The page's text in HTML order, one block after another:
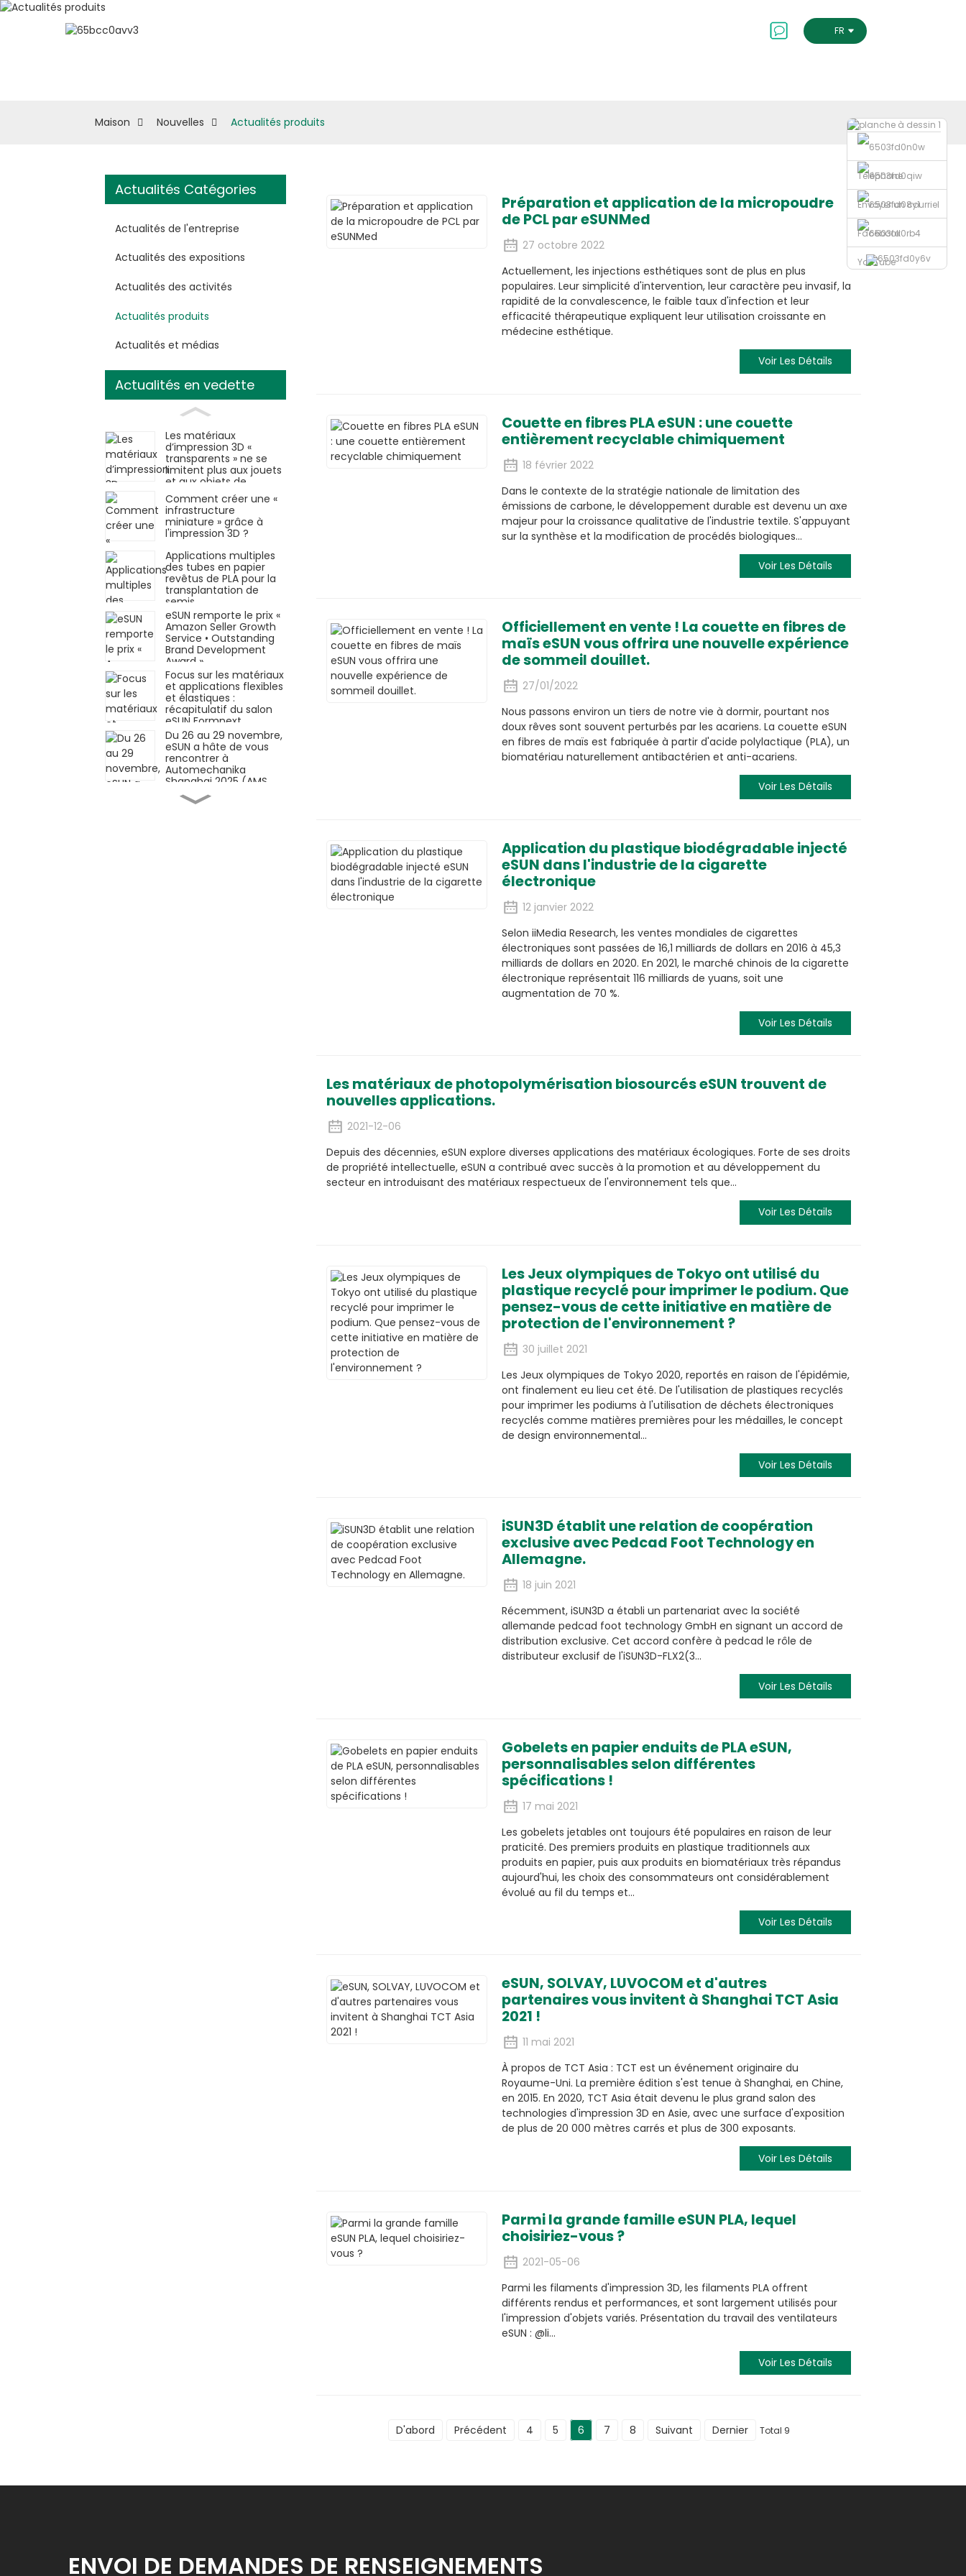
FRENCH
Téléphone
Envoyer un courriel
Facebook
YouTube
Maison Nouvelles Actualités produits
Actualités Catégories
Actualités de l'entreprise
Actualités des expositions
Actualités des activités
Actualités produits
Actualités et médias
Actualités en vedette
Les matériaux
d’impression 3D «
transparents » ne se
limitent plus aux jouets
et aux objets de
décoration.
Comment créer une «
infrastructure
miniature » grâce à
l'impression 3D ?
Applications multiples
des tubes en papier
revêtus de PLA pour la
transplantation de
semis
eSUN remporte le prix «
Amazon Seller Growth
Service • Outstanding
Brand Development
Award »
Focus sur les matériaux
et applications flexibles
et élastiques :
récapitulatif du salon
eSUN Formnext
Germany !
Du 26 au 29 novembre,
eSUN a hâte de vous
rencontrer à
Automechanika
Shanghai 2025 (AMS
2025)
Matériaux innovants ×
Applications innovantes
Préparation et application de la micropoudre
de PCL par eSUNMed
27 octobre 2022
Actuellement, les injections esthétiques sont de plus en plus
populaires. Leur simplicité d'intervention, leur caractère peu invasif, la
rapidité de la convalescence, le faible taux d'infection et leur
efficacité thérapeutique expliquent leur utilisation croissante en
médecine esthétique.
Voir Les Détails
Couette en fibres PLA eSUN : une couette
entièrement recyclable chimiquement
18 février 2022
Dans le contexte de la stratégie nationale de limitation des
émissions de carbone, le développement durable est devenu un axe
majeur pour la croissance qualitative de l'industrie textile. S'appuyant
sur la synthèse et la modification de procédés biologiques…
Voir Les Détails
Officiellement en vente ! La couette en fibres de
maïs eSUN vous offrira une nouvelle expérience
de sommeil douillet.
27/01/2022
Nous passons environ un tiers de notre vie à dormir, pourtant nos
doux rêves sont souvent perturbés par les acariens. La couette eSUN
en fibres de maïs est fabriquée à partir d'acide polylactique (PLA), un
biomatériau naturellement antibactérien et anti-acariens.
Voir Les Détails
Application du plastique biodégradable injecté
eSUN dans l'industrie de la cigarette
électronique
12 janvier 2022
Selon iiMedia Research, les ventes mondiales de cigarettes
électroniques sont passées de 16,1 milliards de dollars en 2016 à 45,3
milliards de dollars en 2020. En 2021, le marché chinois de la cigarette
électronique représentait 116 milliards de yuans, soit une
augmentation de 70 %.
Voir Les Détails
Les matériaux de photopolymérisation biosourcés eSUN trouvent de
nouvelles applications.
2021-12-06
Depuis des décennies, eSUN explore diverses applications des matériaux écologiques. Forte de ses droits
de propriété intellectuelle, eSUN a contribué avec succès à la promotion et au développement du
secteur en introduisant des matériaux respectueux de l'environnement tels que…
Voir Les Détails
Les Jeux olympiques de Tokyo ont utilisé du
plastique recyclé pour imprimer le podium. Que
pensez-vous de cette initiative en matière de
protection de l'environnement ?
30 juillet 2021
Les Jeux olympiques de Tokyo 2020, reportés en raison de l'épidémie,
ont finalement eu lieu cet été. De l'utilisation de plastiques recyclés
pour imprimer les podiums à l'utilisation de déchets électroniques
recyclés comme matières premières pour les médailles, le concept
de design environnemental…
Voir Les Détails
iSUN3D établit une relation de coopération
exclusive avec Pedcad Foot Technology en
Allemagne.
18 juin 2021
Récemment, iSUN3D a établi un partenariat avec la société
allemande pedcad foot technology GmbH en signant un accord de
distribution exclusive. Cet accord confère à pedcad le rôle de
distributeur exclusif de l'iSUN3D-FLX2(3...
Voir Les Détails
Gobelets en papier enduits de PLA eSUN,
personnalisables selon différentes
spécifications !
17 mai 2021
Les gobelets jetables ont toujours été populaires en raison de leur
praticité. Des premiers produits en plastique traditionnels aux
produits en papier, puis aux produits en biomatériaux très répandus
aujourd'hui, les choix des consommateurs ont considérablement
évolué au fil du temps et…
Voir Les Détails
eSUN, SOLVAY, LUVOCOM et d'autres
partenaires vous invitent à Shanghai TCT Asia
2021 !
11 mai 2021
À propos de TCT Asia : TCT est un événement originaire du
Royaume-Uni. La première édition s'est tenue à Shanghai, en Chine,
en 2015. En 2020, TCT Asia était devenu le plus grand salon des
technologies d'impression 3D en Asie, avec une surface d'exposition
de plus de 20 000 mètres carrés et plus de 300 exposants.
Voir Les Détails
Parmi la grande famille eSUN PLA, lequel
choisiriez-vous ?
2021-05-06
Parmi les filaments d'impression 3D, les filaments PLA offrent
différents rendus et performances, et sont largement utilisés pour
l'impression d'objets variés. Présentation du travail des ventilateurs
eSUN : @li...
Voir Les Détails
D'abord Précédent 4 5 6 7 8 Suivant Dernier Total 9
ENVOI DE DEMANDES DE RENSEIGNEMENTS